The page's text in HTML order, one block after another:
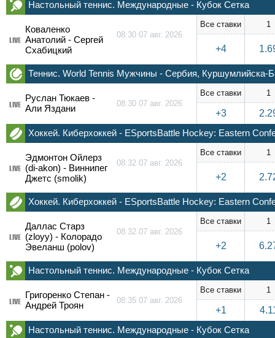
Настольный теннис. Международные - Кубок Сетка
Коваленко
Анатолий - Сергей
Схабицкий
08:30 07 авг. 2026
LIVE
Все ставки 1
+4
Теннис. World Tennis Мужчины - Сербия, Куршумлийска-
Руслан Тюкаев -
Али Яздани
08:30 07 авг. 2026
LIVE
Все ставки 1
+3
Хоккей. Киберхоккей - ESportsBattle Hockey: Eastern
Эдмонтон Ойлерз
(di-akon) - Виннипег
Джетс (smolik)
08:32 07 авг. 2026
LIVE
Все ставки 1
+2
Хоккей. Киберхоккей - ESportsBattle Hockey: Eastern
Даллас Старз
(zloyy) - Колорадо
Эвеланш (polov)
08:32 07 авг. 2026
LIVE
Все ставки 1
+2
Настольный теннис. Международные - Кубок Сетка
Григоренко Степан -
Андрей Троян
08:35 07 авг. 2026
LIVE
Все ставки 1
+1
Настольный теннис. Международные - Кубок Сетка